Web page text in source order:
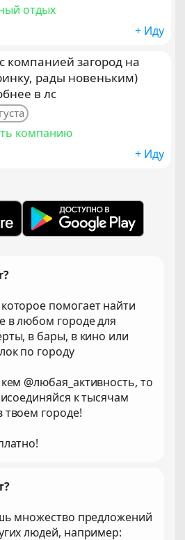
отдых
+ Иду
компанией загород на
рады новеньким)
в лс
компанию
+ Иду
помогает найти
в любом городе для
в бары, в кино или
по городу
@любая_активность, то
к тысячам
твоем городе!
множество предложений
людей, например: